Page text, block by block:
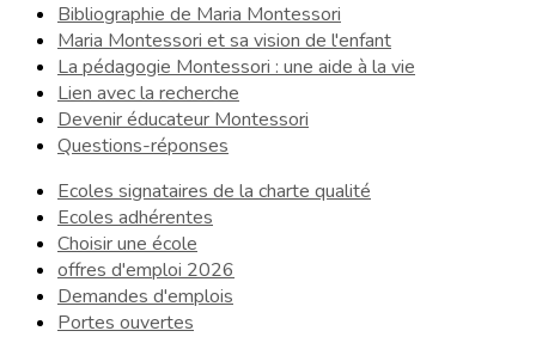
Bibliographie de Maria Montessori
Maria Montessori et sa vision de l'enfant
La pédagogie Montessori : une aide à la vie
Lien avec la recherche
Devenir éducateur Montessori
Questions-réponses
Ecoles signataires de la charte qualité
Ecoles adhérentes
Choisir une école
offres d'emploi 2026
Demandes d'emplois
Portes ouvertes